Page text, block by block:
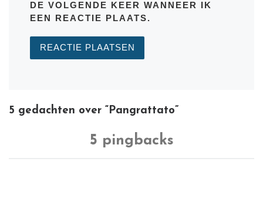
DE VOLGENDE KEER WANNEER IK
EEN REACTIE PLAATS.
5 gedachten over “Pangrattato”
5 pingbacks